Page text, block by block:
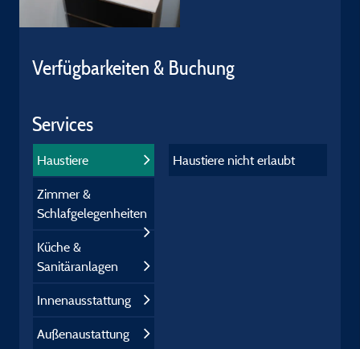
Verfügbarkeiten & Buchung
Services
Haustiere
Zimmer &
Schlafgelegenheiten
Küche &
Sanitäranlagen
Innenausstattung
Außenaustattung
Haustiere nicht erlaubt